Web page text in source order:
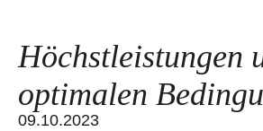
Höchstleistungen
optimalen
09.10.2023